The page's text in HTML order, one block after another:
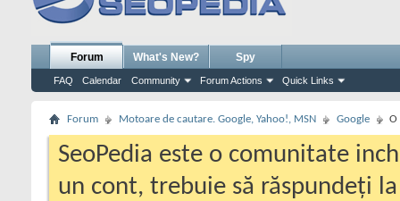
Forum
FAQ Calendar Community Forum Actions Quick Links
What's New? Spy
Forum Motoare de cautare. Google, Yahoo!, MSN Google O
SeoPedia este o comunitate
un cont, trebuie să răspundeți